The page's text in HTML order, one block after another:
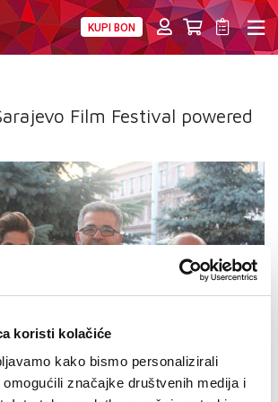
koristi kolačiće
kako bismo personalizirali
značajke društvenih medija i
KUPI BON
Film Festival powered